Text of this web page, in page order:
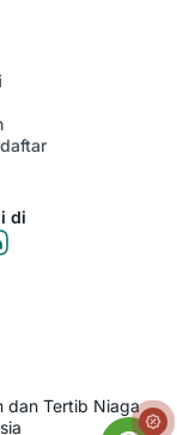
di
dan Tertib Niaga